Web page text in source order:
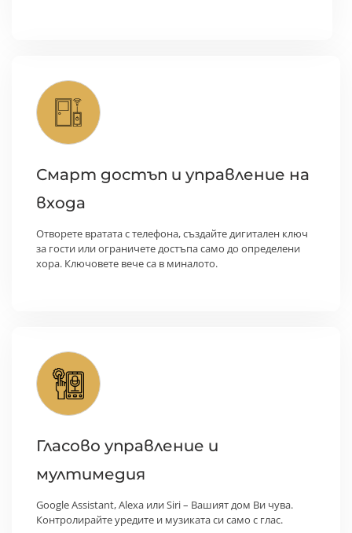
Смарт достъп и управление на
входа
Отворете вратата с телефона, създайте дигитален ключ
за гости или ограничете достъпа само до определени
хора. Ключовете вече са в миналото.
Гласово управление и
мултимедия
Google Assistant, Alexa или Siri – Вашият дом Ви чува.
Контролирайте уредите и музиката си само с глас.